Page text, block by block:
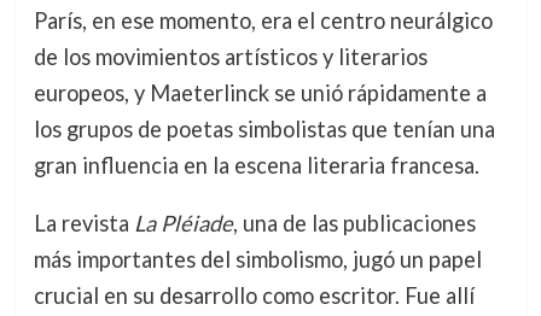
París, en ese momento, era el centro neurálgico
de los movimientos artísticos y literarios
europeos, y Maeterlinck se unió rápidamente a
los grupos de poetas simbolistas que tenían una
gran influencia en la escena literaria francesa.
La revista La Pléiade, una de las publicaciones
más importantes del simbolismo, jugó un papel
crucial en su desarrollo como escritor. Fue allí